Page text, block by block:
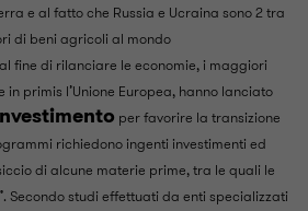
e al fatto che Russia e Ucraina sono 2 tra
di beni agricoli al mondo
fine di rilanciare le economie, i maggiori
primis l’Unione Europea, hanno lanciato
per favorire la transizione
richiedono ingenti investimenti ed
di alcune materie prime, tra le quali le
Secondo studi effettuati da enti specializzati